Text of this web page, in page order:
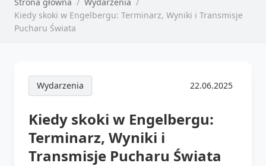
Kiedy skoki w Engelbergu: Terminarz, Wyniki i Transmisje
Pucharu Świata
Wydarzenia 22.06.2025
Kiedy skoki w Engelbergu:
Terminarz, Wyniki i
Transmisje Pucharu Świata